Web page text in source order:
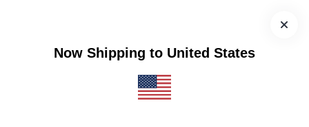
Now Shipping to United Statesİndir